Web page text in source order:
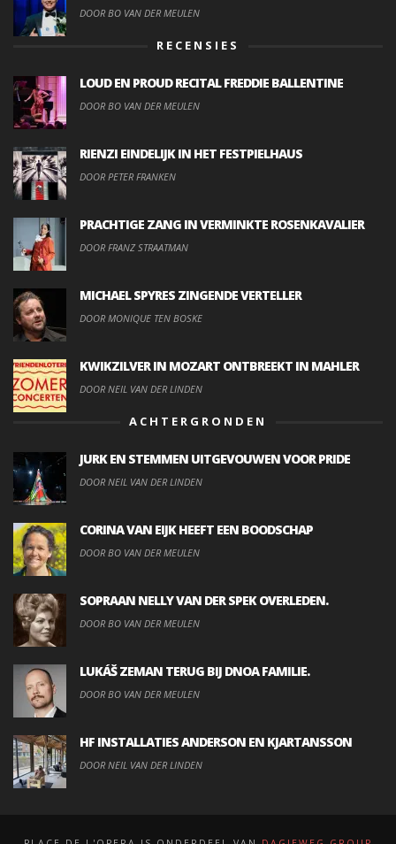
DOOR BO VAN DER MEULEN
RECENSIES
LOUD EN PROUD RECITAL FREDDIE BALLENTINE
DOOR BO VAN DER MEULEN
RIENZI EINDELIJK IN HET FESTPIELHAUS
DOOR PETER FRANKEN
PRACHTIGE ZANG IN VERMINKTE ROSENKAVALIER
DOOR FRANZ STRAATMAN
MICHAEL SPYRES ZINGENDE VERTELLER
DOOR MONIQUE TEN BOSKE
KWIKZILVER IN MOZART ONTBREEKT IN MAHLER
DOOR NEIL VAN DER LINDEN
ACHTERGRONDEN
JURK EN STEMMEN UITGEVOUWEN VOOR PRIDE
DOOR NEIL VAN DER LINDEN
CORINA VAN EIJK HEEFT EEN BOODSCHAP
DOOR BO VAN DER MEULEN
SOPRAAN NELLY VAN DER SPEK OVERLEDEN.
DOOR BO VAN DER MEULEN
LUKÁŠ ZEMAN TERUG BIJ DNOA FAMILIE.
DOOR BO VAN DER MEULEN
HF INSTALLATIES ANDERSON EN KJARTANSSON
DOOR NEIL VAN DER LINDEN